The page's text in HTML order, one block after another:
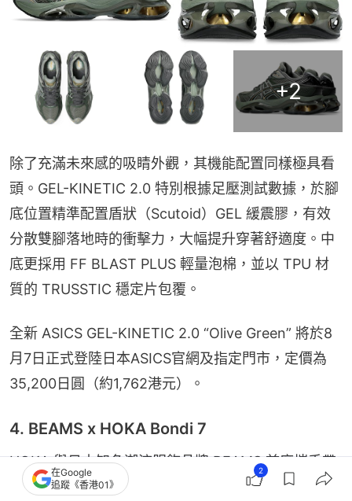
+2
除了充滿未來感的吸睛外觀，其機能配置同樣極具看
頭。GEL-KINETIC 2.0 特別根據足壓測試數據，於腳
底位置精準配置盾狀（Scutoid）GEL 緩震膠，有效
分散雙腳落地時的衝擊力，大幅提升穿著舒適度。中
底更採用 FF BLAST PLUS 輕量泡棉，並以 TPU 材
質的 TRUSSTIC 穩定片包覆。
全新 ASICS GEL-KINETIC 2.0 “Olive Green” 將於8
月7日正式登陸日本ASICS官網及指定門市，定價為
35,200日圓（約1,762港元）。
4. BEAMS x HOKA Bondi 7
HOKA 與日本知名潮流服飾品牌 BEAMS 首度攜手帶
來的全新話題作“Bondi 7 BEAMS”，是次合作以極致
在Google
追蹤《香港01》
2